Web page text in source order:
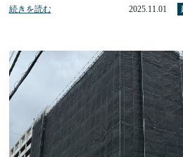
続きを読む 2025.11.01